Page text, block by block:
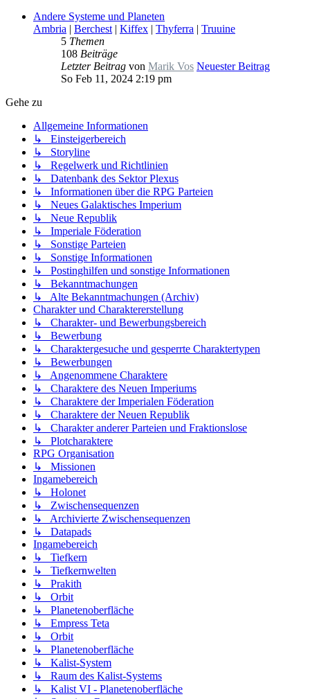
Andere Systeme und Planeten
Ambria | Berchest | Kiffex | Thyferra | Truuine
5 Themen
108 Beiträge
Letzter Beitrag von Marik Vos Neuester Beitrag
So Feb 11, 2024 2:19 pm
Gehe zu
Allgemeine Informationen
↳ Einsteigerbereich
↳ Storyline
↳ Regelwerk und Richtlinien
↳ Datenbank des Sektor Plexus
↳ Informationen über die RPG Parteien
↳ Neues Galaktisches Imperium
↳ Neue Republik
↳ Imperiale Föderation
↳ Sonstige Parteien
↳ Sonstige Informationen
↳ Postinghilfen und sonstige Informationen
↳ Bekanntmachungen
↳ Alte Bekanntmachungen (Archiv)
Charakter und Charaktererstellung
↳ Charakter- und Bewerbungsbereich
↳ Bewerbung
↳ Charaktergesuche und gesperrte Charaktertypen
↳ Bewerbungen
↳ Angenommene Charaktere
↳ Charaktere des Neuen Imperiums
↳ Charaktere der Imperialen Föderation
↳ Charaktere der Neuen Republik
↳ Charakter anderer Parteien und Fraktionslose
↳ Plotcharaktere
RPG Organisation
↳ Missionen
Ingamebereich
↳ Holonet
↳ Zwischensequenzen
↳ Archivierte Zwischensequenzen
↳ Datapads
Ingamebereich
↳ Tiefkern
↳ Tiefkernwelten
↳ Prakith
↳ Orbit
↳ Planetenoberfläche
↳ Empress Teta
↳ Orbit
↳ Planetenoberfläche
↳ Kalist-System
↳ Raum des Kalist-Systems
↳ Kalist VI - Planetenoberfläche